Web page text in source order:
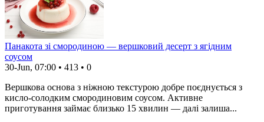
Панакота зі смородиною — вершковий десерт з ягідним
соусом
30-Jun, 07:00 • 413 • 0
Вершкова основа з ніжною текстурою добре поєднується з
кисло-солодким смородиновим соусом. Активне
приготування займає близько 15 хвилин — далі залиша...